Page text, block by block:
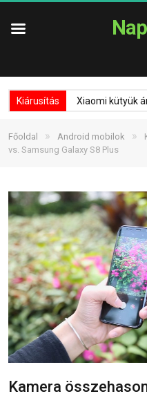
Kiárusítás Xiaomi kütyük
Főoldal » Android mobilok »
vs. Samsung Galaxy S8 Plus
Kamera